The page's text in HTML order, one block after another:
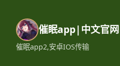
催眠app|中文官网
催眠app2,安卓IOS传输